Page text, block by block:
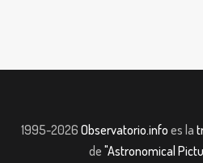
1995-2026 Observatorio.info es la
de "Astronomical